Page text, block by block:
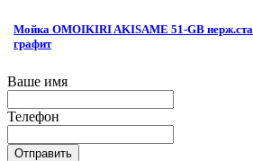
Мойка OMOIKIRI AKISAME 51-GB
графит
Ваше имя
Телефон
Отправить